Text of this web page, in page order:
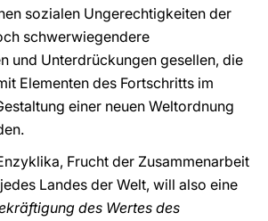
sozialen Ungerechtigkeiten der
schwerwiegendere
und Unterdrückungen gesellen, die
Elementen des Fortschritts im
einer neuen Weltordnung
Frucht der Zusammenarbeit
Landes der Welt, will also eine
des Wertes des